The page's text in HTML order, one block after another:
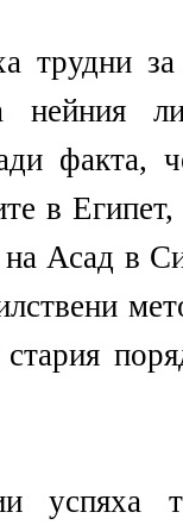
трудни
нейния
факта,
в
на Асад в
успяха